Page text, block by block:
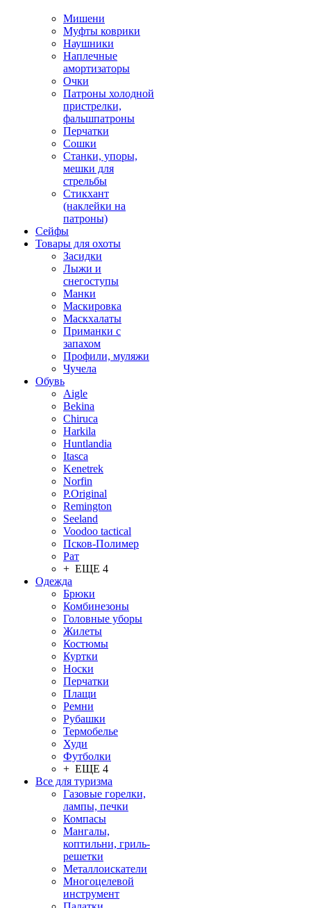
Мишени
Муфты коврики
Наушники
Наплечные
амортизаторы
Очки
Патроны холодной
пристрелки,
фальшпатроны
Перчатки
Сошки
Станки, упоры,
мешки для
стрельбы
Стикхант
(наклейки на
патроны)
Сейфы
Товары для охоты
Засидки
Лыжи и
снегоступы
Манки
Маскировка
Маскхалаты
Приманки с
запахом
Профили, муляжи
Чучела
Обувь
Aigle
Bekina
Chiruсa
Harkila
Huntlandia
Itasca
Kenetrek
Norfin
P.Original
Remington
Seeland
Voodoo tactical
Псков-Полимер
Рат
+ ЕЩЕ 4
Одежда
Брюки
Комбинезоны
Головные уборы
Жилеты
Костюмы
Куртки
Носки
Перчатки
Плащи
Ремни
Рубашки
Термобелье
Худи
Футболки
+ ЕЩЕ 4
Все для туризма
Газовые горелки,
лампы, печки
Компасы
Мангалы,
коптильни, гриль-
решетки
Металлоискатели
Многоцелевой
инструмент